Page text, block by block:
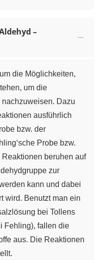
–
die Möglichkeiten,
um die
Dazu
ausführlich
bzw. der
Probe bzw.
beruhen auf
zur
kann und dabei
wird. Benutzt man ein
bei Tollens
Fehling), fallen die
aus. Die Reaktionen